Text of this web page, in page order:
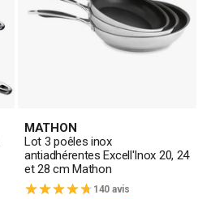
MATHON
Lot 3 poêles inox
antiadhérentes Excell'Inox 20, 24
et 28 cm Mathon
140 avis